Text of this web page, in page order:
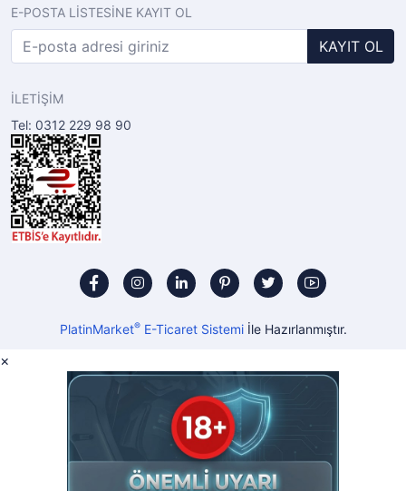
E-POSTA LİSTESİNE KAYIT OL
KAYIT OL
İLETİŞİM
Tel: 0312 229 98 90
PlatinMarket®E-Ticaret Sistemiİle Hazırlanmıştır.
×